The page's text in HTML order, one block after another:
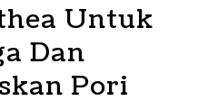
Untuk
Dan
Pori